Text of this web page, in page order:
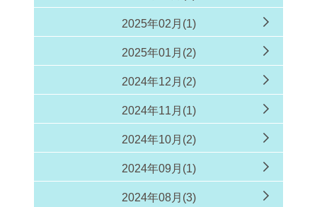
2025年02月(1)
2025年01月(2)
2024年12月(2)
2024年11月(1)
2024年10月(2)
2024年09月(1)
2024年08月(3)